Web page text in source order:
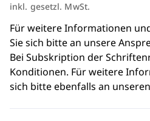
inkl. gesetzl. MwSt.
Für weitere Informationen
Sie sich bitte an unsere
Bei Subskription der
Konditionen. Für weitere
sich bitte ebenfalls an